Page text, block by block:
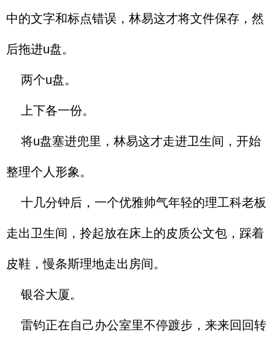
中的文字和标点错误，林易这才将文件保存，然
后拖进u盘。
两个u盘。
上下各一份。
将u盘塞进兜里，林易这才走进卫生间，开始
整理个人形象。
十几分钟后，一个优雅帅气年轻的理工科老板
走出卫生间，拎起放在床上的皮质公文包，踩着
皮鞋，慢条斯理地走出房间。
银谷大厦。
雷钧正在自己办公室里不停踱步，来来回回转